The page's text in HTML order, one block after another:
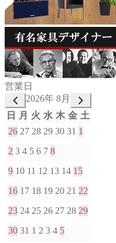
営業日
2026年 8月
日
月 火 水 木 金 土
26 27 28 29 30 31 1
2 3 4 5 6 7 8
9 10 11 12 13 14 15
16 17 18 19 20 21 22
23 24 25 26 27 28 29
30 31 1 2 3 4 5